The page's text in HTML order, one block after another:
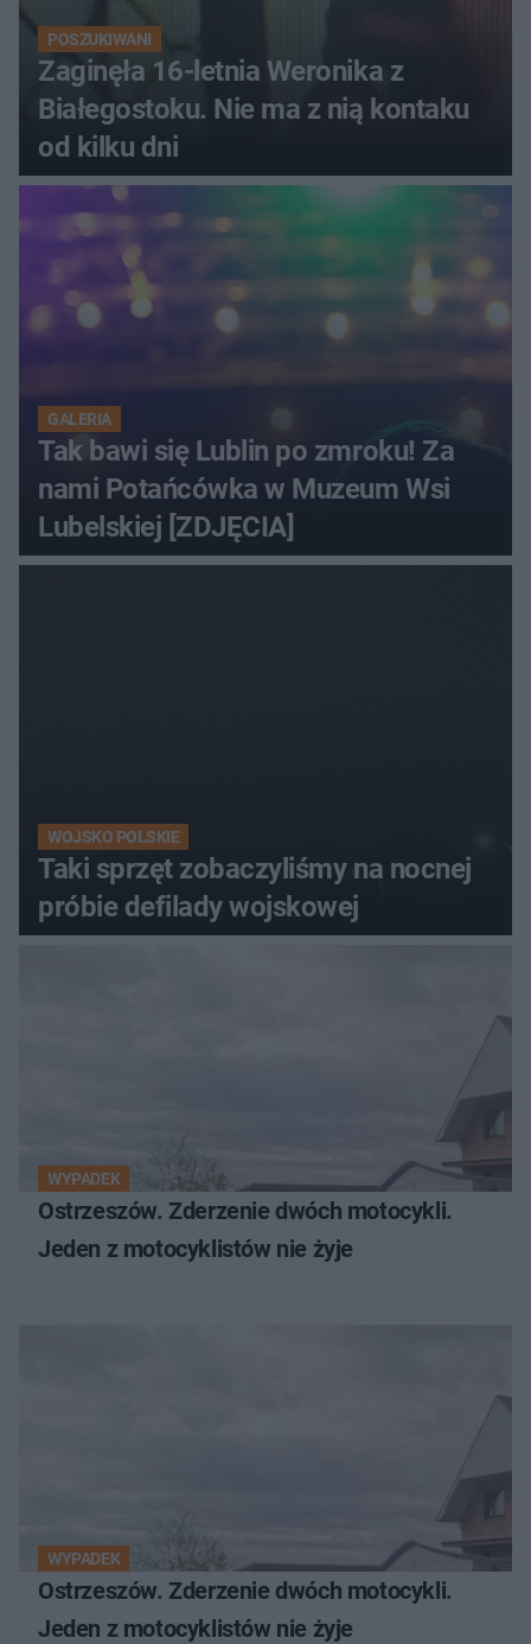
POSZUKIWANI
Zaginęła 16-letnia Weronika z
Białegostoku. Nie ma z nią kontaku
od kilku dni
GALERIA
Tak bawi się Lublin po zmroku! Za
nami Potańcówka w Muzeum Wsi
Lubelskiej [ZDJĘCIA]
WOJSKO POLSKIE
Taki sprzęt zobaczyliśmy na nocnej
próbie defilady wojskowej
WYPADEK
Ostrzeszów. Zderzenie dwóch motocykli.
Jeden z motocyklistów nie żyje
WYPADEK
Ostrzeszów. Zderzenie dwóch motocykli.
Jeden z motocyklistów nie żyje